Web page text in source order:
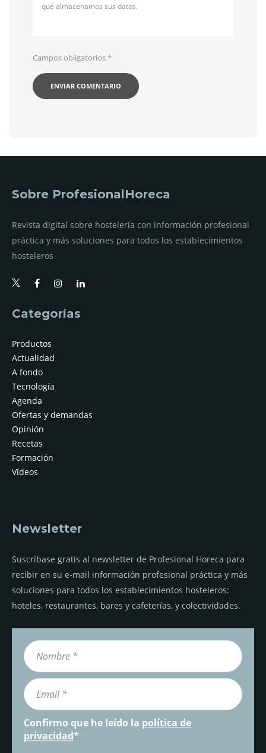
qué almacenamos sus datos.
Campos obligatorios*
Sobre ProfesionalHoreca
Revista digital sobre hostelería con información profesional
práctica y más soluciones para todos los establecimientos
hosteleros
Categorías
Productos
Actualidad
A fondo
Tecnología
Agenda
Ofertas y demandas
Opinión
Recetas
Formación
Vídeos
Newsletter
Suscríbase gratis al newsletter de Profesional Horeca para
recibir en su e-mail información profesional práctica y más
soluciones para todos los establecimientos hosteleros:
hoteles, restaurantes, bares y cafeterías, y colectividades.
Confirmo que he leído la política de
privacidad*